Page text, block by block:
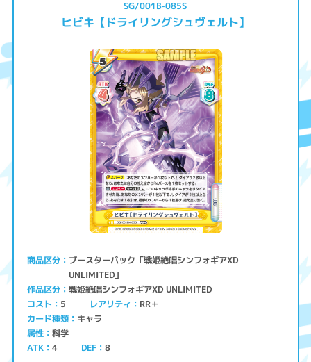
SG/001B-085S
ヒビキ【ドライリングシュヴェルト】
商品区分 ブースターパック「戦姫絶唱シンフォギアXD
UNLIMITED」
作品区分 戦姫絶唱シンフォギアXD UNLIMITED
コスト 5 レアリティ RR＋
カード種類 キャラ
属性 科学
ATK 4 DEF 8